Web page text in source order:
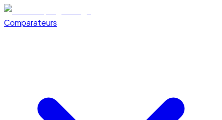
Comparateurs